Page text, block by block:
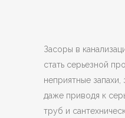
Засоры в
стать серьезной
неприятные
даже приводя к
труб и